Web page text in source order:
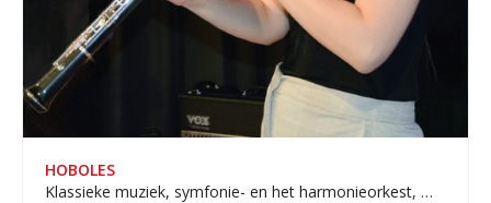
HOBOLES
Klassieke muziek, symfonie- en het harmonieorkest, maar ook in pop en musical.